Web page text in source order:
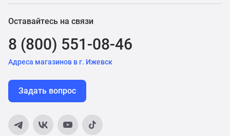
Оставайтесь на связи
8 (800) 551-08-46
Адреса магазинов в г. Ижевск
Задать вопрос